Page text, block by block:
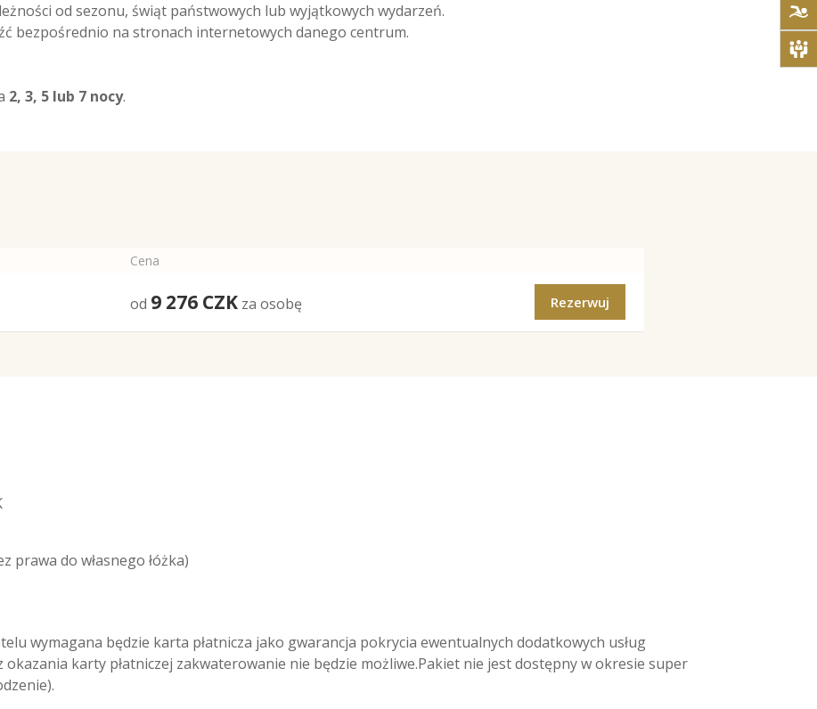
od sezonu, świąt państwowych lub wyjątkowych wydarzeń.
bezpośrednio na stronach internetowych danego centrum.
2, 3, 5 lub 7 nocy.
Cena
od 9 276 CZK za osobę Rezerwuj
prawa do własnego łóżka)
wymagana będzie karta płatnicza jako gwarancja pokrycia ewentualnych dodatkowych usług
okazania karty płatniczej zakwaterowanie nie będzie możliwe.Pakiet nie jest dostępny w okresie super